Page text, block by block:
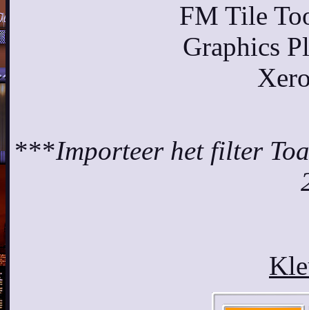
FM Tile
Graphics
***Importeer het filter